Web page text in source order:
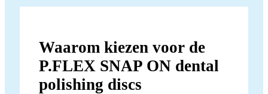
Waarom kiezen voor de
P.FLEX SNAP ON dental
polishing discs